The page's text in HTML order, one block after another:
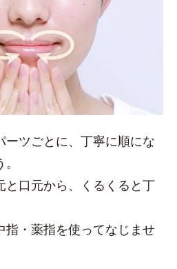
ーツごとに、丁寧に順にな
と口元から、くるくると丁
指・薬指を使ってなじませ